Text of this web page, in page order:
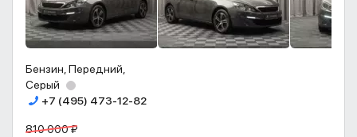
Бензин, Передний,
Серый
+7 (495) 473-12-82
810 000 ₽